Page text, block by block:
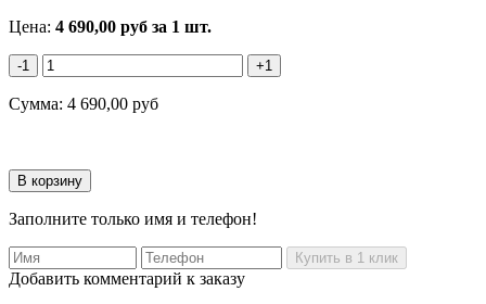
Цена: 4 690,00 руб за 1 шт.
-1 +1
Сумма: 4 690,00 руб
Заполните только имя и телефон!
Добавить комментарий к заказу